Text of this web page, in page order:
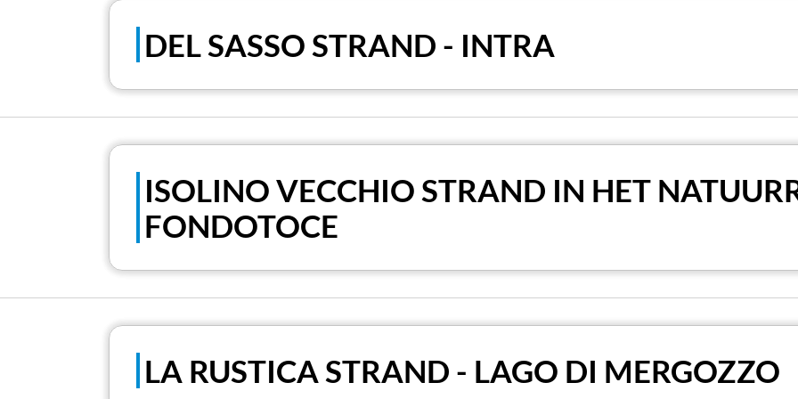
DEL SASSO STRAND - INTRA
ISOLINO VECCHIO STRAND IN HET
FONDOTOCE
LA RUSTICA STRAND - LAGO DI MERGOZZO